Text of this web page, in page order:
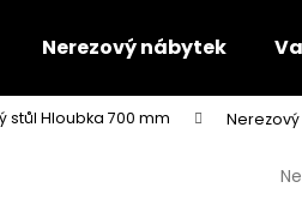
Nerezový nábytek
stůl Hloubka 700 mm
Co potřebujete